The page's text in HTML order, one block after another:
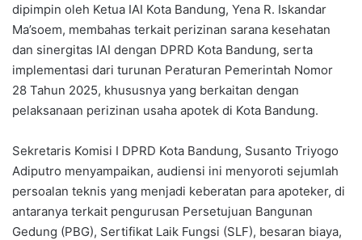
dipimpin oleh Ketua IAI Kota Bandung, Yena R. Iskandar
Ma’soem, membahas terkait perizinan sarana kesehatan
dan sinergitas IAI dengan DPRD Kota Bandung, serta
implementasi dari turunan Peraturan Pemerintah Nomor
28 Tahun 2025, khususnya yang berkaitan dengan
pelaksanaan perizinan usaha apotek di Kota Bandung.
Sekretaris Komisi I DPRD Kota Bandung, Susanto Triyogo
Adiputro menyampaikan, audiensi ini menyoroti sejumlah
persoalan teknis yang menjadi keberatan para apoteker, di
antaranya terkait pengurusan Persetujuan Bangunan
Gedung (PBG), Sertifikat Laik Fungsi (SLF), besaran biaya,